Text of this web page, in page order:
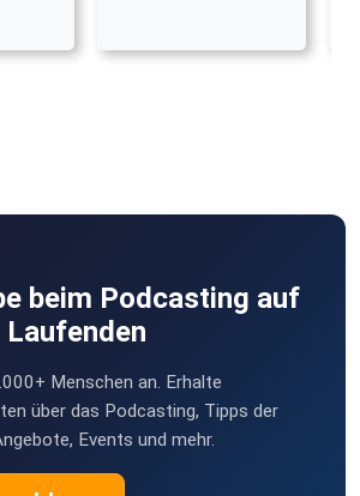
beim Podcasting auf
Laufenden
Menschen an. Erhalte
über das Podcasting, Tipps der
Events und mehr.